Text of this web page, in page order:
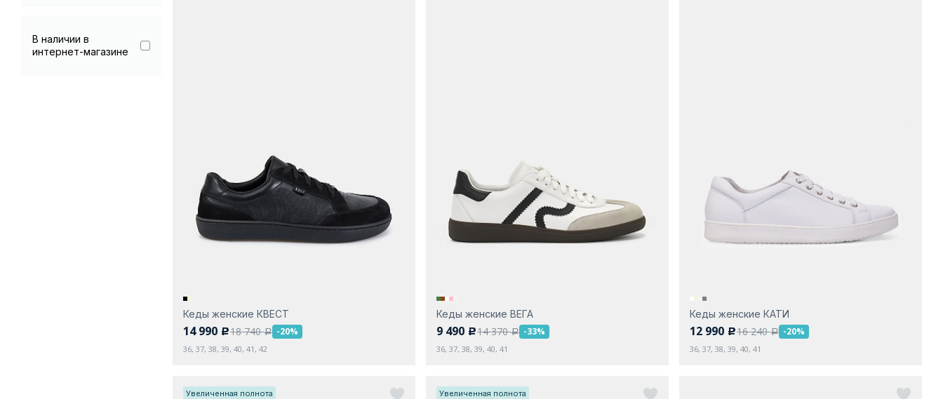
В наличии в
интернет-магазине
Кеды женские КВЕСТ
14 990 c18 740a -20%
36, 37, 38, 39, 40, 41, 42
Кеды женские ВЕГА
9 490 c14 370a -33%
36, 37, 38, 39, 40, 41
Кеды женские КАТИ
12 990 c16 240a -20%
36, 37, 38, 39, 40, 41
Увеличенная полнота Увеличенная полнота